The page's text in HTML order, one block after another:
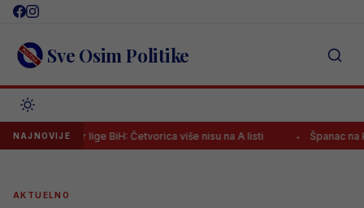
Skip
content Sve Osim Politike
NAJNOVIJE
lige BiH: Četvorica više nisu na A listi Španac na klupi
AKTUELNO